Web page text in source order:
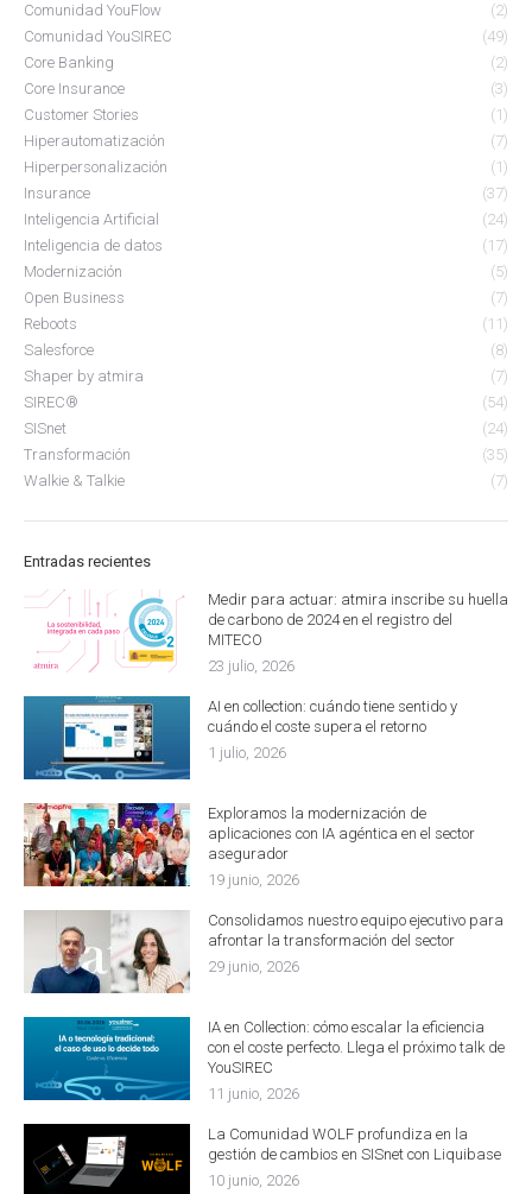
Comunidad YouFlow
(2)
Comunidad YouSIREC
(49)
Core Banking
(2)
Core Insurance
(3)
Customer Stories
(1)
Hiperautomatización
(7)
Hiperpersonalización
(1)
Insurance
(37)
Inteligencia Artificial
(24)
Inteligencia de datos
(17)
Modernización
(5)
Open Business
(7)
Reboots
(11)
Salesforce
(8)
Shaper by atmira
(7)
SIREC®
(54)
SISnet
(24)
Transformación
(35)
Walkie & Talkie
(7)
Entradas recientes
Medir para actuar: atmira inscribe su huella
de carbono de 2024 en el registro del
MITECO
23 julio, 2026
AI en collection: cuándo tiene sentido y
cuándo el coste supera el retorno
1 julio, 2026
Exploramos la modernización de
aplicaciones con IA agéntica en el sector
asegurador
19 junio, 2026
Consolidamos nuestro equipo ejecutivo para
afrontar la transformación del sector
29 junio, 2026
IA en Collection: cómo escalar la eficiencia
con el coste perfecto. Llega el próximo talk de
YouSIREC
11 junio, 2026
La Comunidad WOLF profundiza en la
gestión de cambios en SISnet con Liquibase
10 junio, 2026